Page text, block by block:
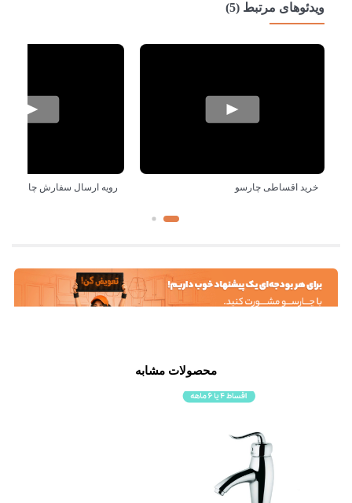
ویدئوهای مرتبط (5)
خرید اقساطی چارسو رویه ارسال سفارش چارسو
محصولات مشابه